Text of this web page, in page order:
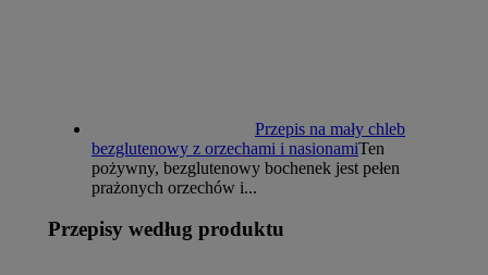
Przepis na mały chleb
bezglutenowy z orzechami i nasionamiTen
pożywny, bezglutenowy bochenek jest pełen
prażonych orzechów i...
Przepisy według produktu